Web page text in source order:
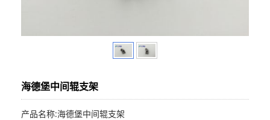
海德堡中间辊支架
产品名称:海德堡中间辊支架